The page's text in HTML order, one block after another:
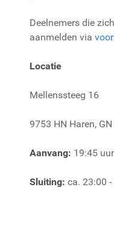
Deelnemers die
aanmelden via
Locatie
Mellenssteeg 16
9753 HN Haren, GN
Aanvang: 19:45 uur
Sluiting: ca. 23:00